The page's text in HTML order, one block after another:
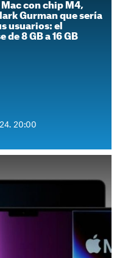
con chip M4,
Gurman que sería
usuarios: el
8 GB a 16 GB
20:00